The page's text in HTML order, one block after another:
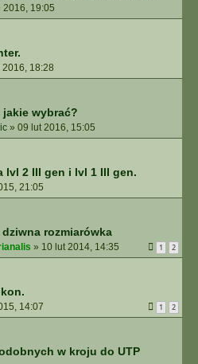
2016, 19:05
18:28
wybrać?
» 09 lut 2016, 15:05
lvl 2 III gen i lvl 1 III gen.
21:05
rozmiarówka
» 10 lut 2014, 14:35 1 2
14:07 1 2
w kroju do UTP